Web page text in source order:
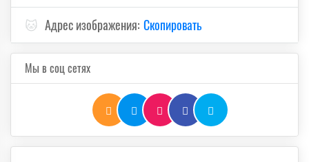
🐱 Адрес изображения: Скопировать
Мы в соц сетях